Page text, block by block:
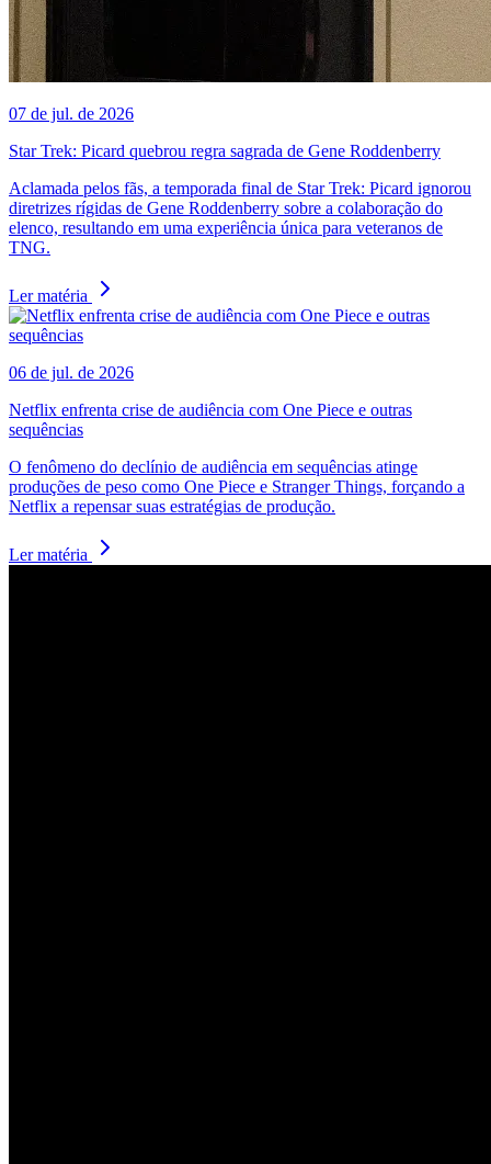
07 de jul. de 2026
Star Trek: Picard quebrou regra sagrada de Gene Roddenberry
Aclamada pelos fãs, a temporada final de Star Trek: Picard ignorou
diretrizes rígidas de Gene Roddenberry sobre a colaboração do
elenco, resultando em uma experiência única para veteranos de
TNG.
Ler matéria
06 de jul. de 2026
Netflix enfrenta crise de audiência com One Piece e outras
sequências
O fenômeno do declínio de audiência em sequências atinge
produções de peso como One Piece e Stranger Things, forçando a
Netflix a repensar suas estratégias de produção.
Ler matéria